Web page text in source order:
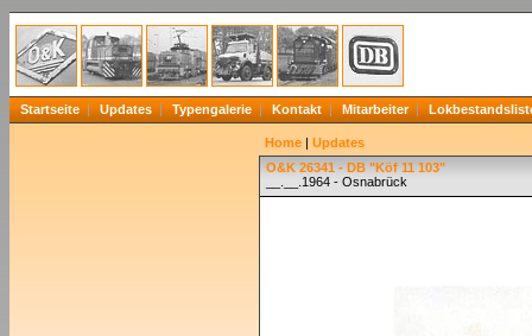
Startseite Updates Typengalerie Kontakt Mitarbeiter
Home | Updates
O&K 26341 - DB "Köf 11 103"
__.__.1964 - Osnabrück